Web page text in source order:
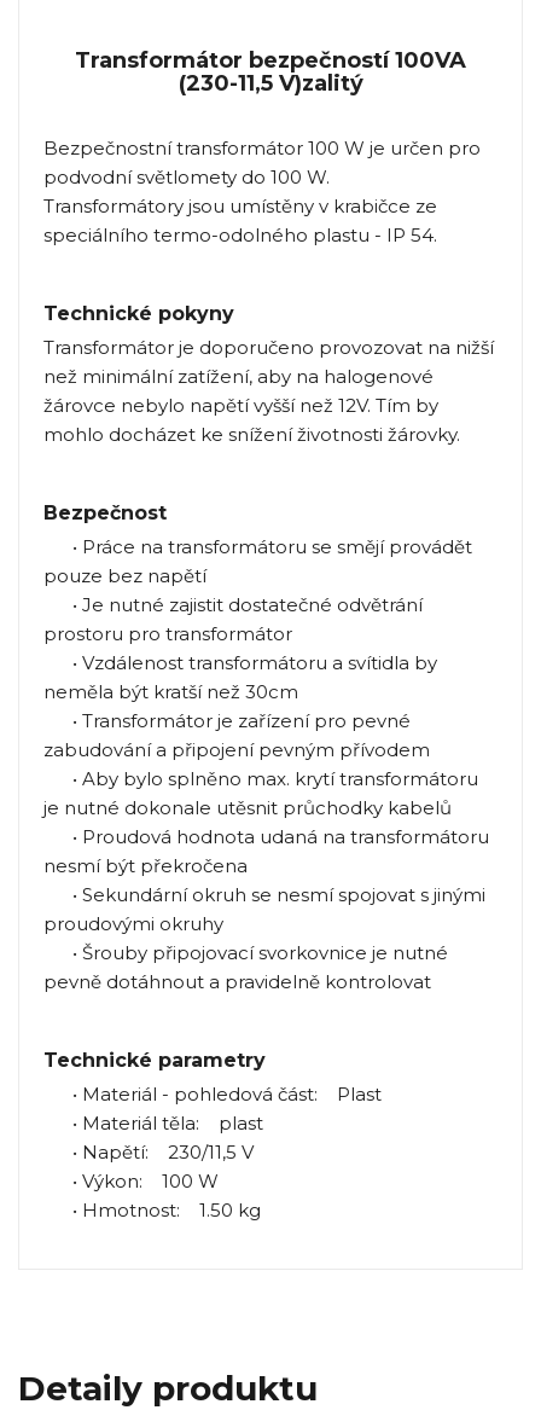
Transformátor bezpečností 100VA
(230-11,5 V)zalitý
Bezpečnostní transformátor 100 W je určen pro
podvodní světlomety do 100 W.
Transformátory jsou umístěny v krabičce ze
speciálního termo-odolného plastu - IP 54.
Technické pokyny
Transformátor je doporučeno provozovat na nižší
než minimální zatížení, aby na halogenové
žárovce nebylo napětí vyšší než 12V. Tím by
mohlo docházet ke snížení životnosti žárovky.
Bezpečnost
• Práce na transformátoru se smějí provádět
pouze bez napětí
• Je nutné zajistit dostatečné odvětrání
prostoru pro transformátor
• Vzdálenost transformátoru a svítidla by
neměla být kratší než 30cm
• Transformátor je zařízení pro pevné
zabudování a připojení pevným přívodem
• Aby bylo splněno max. krytí transformátoru
je nutné dokonale utěsnit průchodky kabelů
• Proudová hodnota udaná na transformátoru
nesmí být překročena
• Sekundární okruh se nesmí spojovat s jinými
proudovými okruhy
• Šrouby připojovací svorkovnice je nutné
pevně dotáhnout a pravidelně kontrolovat
Technické parametry
• Materiál - pohledová část: Plast
• Materiál těla: plast
• Napětí: 230/11,5 V
• Výkon: 100 W
• Hmotnost: 1.50 kg
Detaily produktu